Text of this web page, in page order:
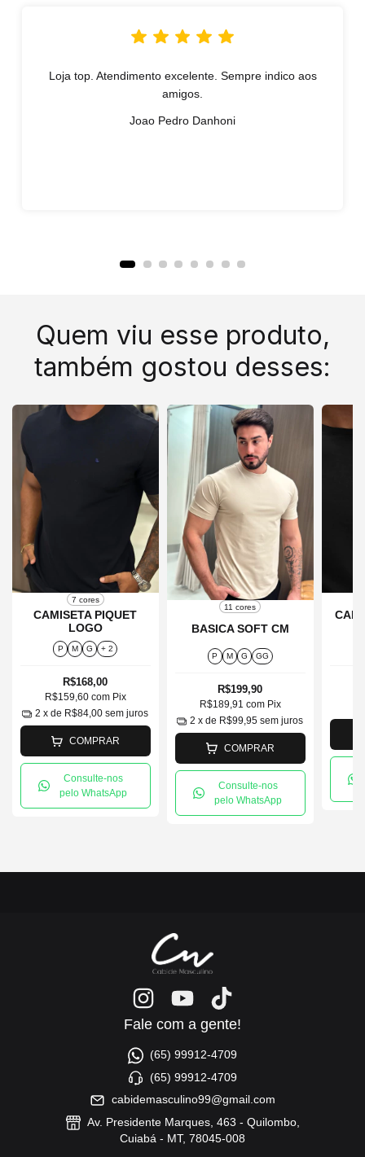
Loja top. Atendimento excelente. Sempre indico aos
amigos.
Joao Pedro Danhoni
Quem viu esse produto,
também gostou desses:
7 cores
CAMISETA PIQUET
LOGO
P M G + 2
R$168,00
R$159,60com Pix
2 x de R$84,00 sem juros
COMPRAR
Consulte-nos
pelo WhatsApp
11 cores
BASICA SOFT CM
P M G GG
R$199,90
R$189,91com Pix
2 x de R$99,95 sem juros
COMPRAR
Consulte-nos
pelo WhatsApp
Fale com a gente!
(65) 99912-4709
(65) 99912-4709
cabidemasculino99@gmail.com
Av. Presidente Marques, 463 - Quilombo,
Cuiabá - MT, 78045-008